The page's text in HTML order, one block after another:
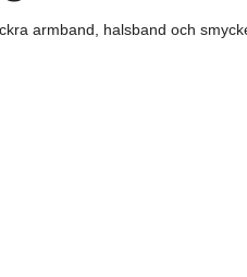
armband, halsband och